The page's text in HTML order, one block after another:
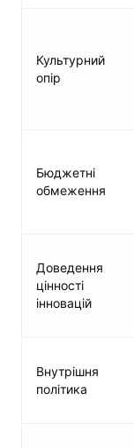
Культурний
опір
Бюджетні
обмеження
Доведення
цінності
інновацій
Внутрішня
політика